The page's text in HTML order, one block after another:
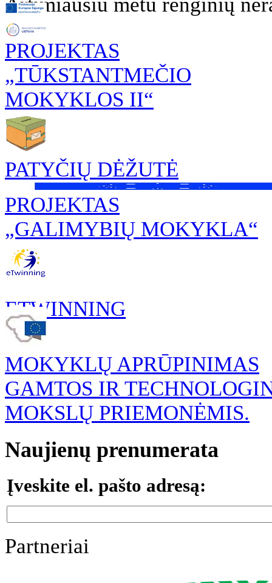
PROJEKTAS
„TŪKSTANTMEČIO
MOKYKLOS II“
PATYČIŲ DĖŽUTĖ
PROJEKTAS
„GALIMYBIŲ MOKYKLA“
ETWINNING
MOKYKLŲ APRŪPINIMAS
GAMTOS IR
MOKSLŲ PRIEMONĖMIS.
Naujienų prenumerata
Įveskite el. pašto adresą:
Partneriai